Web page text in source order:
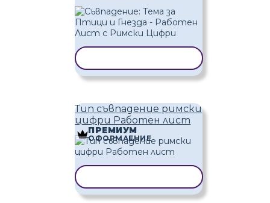
Тип съвпадение римски
цифри Работен лист
ПРЕМИУМ
ОФОРМЛЕНИЕ